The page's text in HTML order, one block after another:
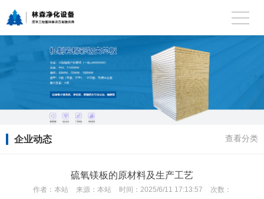
企业动态 查看分类
硫氧镁板的原材料及生产工艺
作者： 本站 来源： 本站 时间： 2025/6/11 17:13:57 次数：